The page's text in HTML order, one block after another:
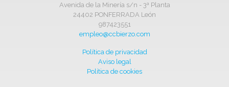
Avenida de la Minería s/n - 3ª Planta
24402 PONFERRADA León
987423551
empleo@ccbierzo.com
Política de privacidad
Aviso legal
Política de cookies